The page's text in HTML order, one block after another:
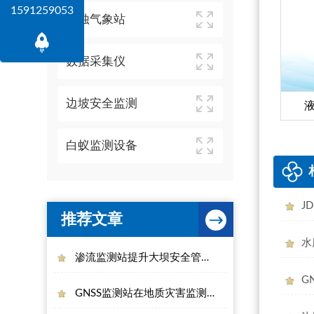
风蚀气象站
数据采集仪
边坡安全监测
白蚁监测设备
推荐文章
渗流监测站提升大坝安全管理能力
GNSS监测站在地质灾害监测中的作用
水
1591259053